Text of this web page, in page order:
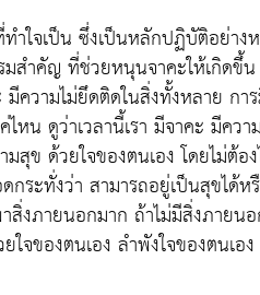
ใจเป็น ซึ่งเป็นหลักปฏิบัติอย่าง
สำคัญ ที่ช่วยหนุนจาคะให้เกิดขึ้
ความไม่ยึดติดในสิ่งทั้งหลาย กา
ไหน ดูว่าเวลานี้เรา มีจาคะ มีค
สุข ด้วยใจของตนเอง โดยไม่ต้
กระทั่งว่า สามารถอยู่เป็นสุขได้
สิ่งภายนอกมาก ถ้าไม่มีสิ่งภาย
จของตนเอง ลำพังใจของตนเอ